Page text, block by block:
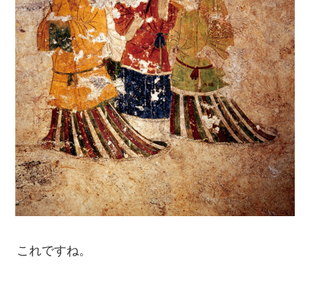
これですね。